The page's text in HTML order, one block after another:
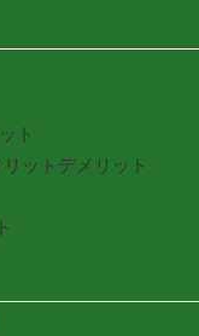
ト
ットデメリット